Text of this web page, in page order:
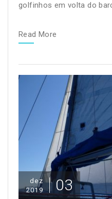
golfinhos em volta do
Read More
dez
2019
03